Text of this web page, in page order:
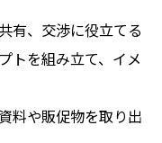
有、交渉に役立てる
トを組み立て、イメ
料や販促物を取り出